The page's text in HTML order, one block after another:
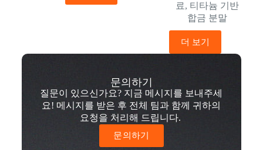
료, 티타늄 기반
합금 분말
더 보기
문의하기
질문이 있으신가요? 지금 메시지를 보내주세
요! 메시지를 받은 후 전체 팀과 함께 귀하의
요청을 처리해 드립니다.
문의하기